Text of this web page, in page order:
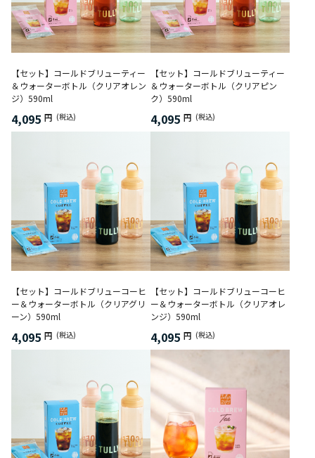
【セット】コールドブリューティー
＆ウォーターボトル（クリアオレン
ジ）590ml
4,095 円 (税込)
【セット】コールドブリューティー
＆ウォーターボトル（クリアピン
ク）590ml
4,095 円 (税込)
【セット】コールドブリューコーヒ
ー＆ウォーターボトル（クリアグリ
ーン）590ml
4,095 円 (税込)
【セット】コールドブリューコーヒ
ー＆ウォーターボトル（クリアオレ
ンジ）590ml
4,095 円 (税込)